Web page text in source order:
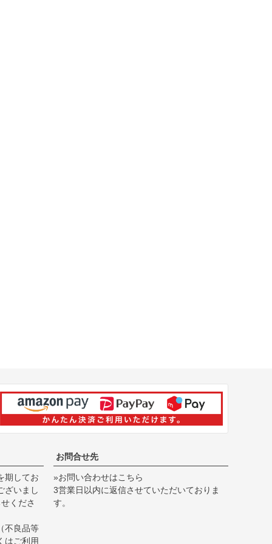
期してお
ざいまし
くださ
不良品等
はご利用
お問合せ先
»お問い合わせはこちら
3営業日以内に返信させていただいておりま
す。